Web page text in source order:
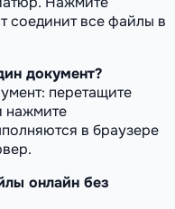
соединит все файлы в
документ?
перетащите
нажмите
в браузере
онлайн без